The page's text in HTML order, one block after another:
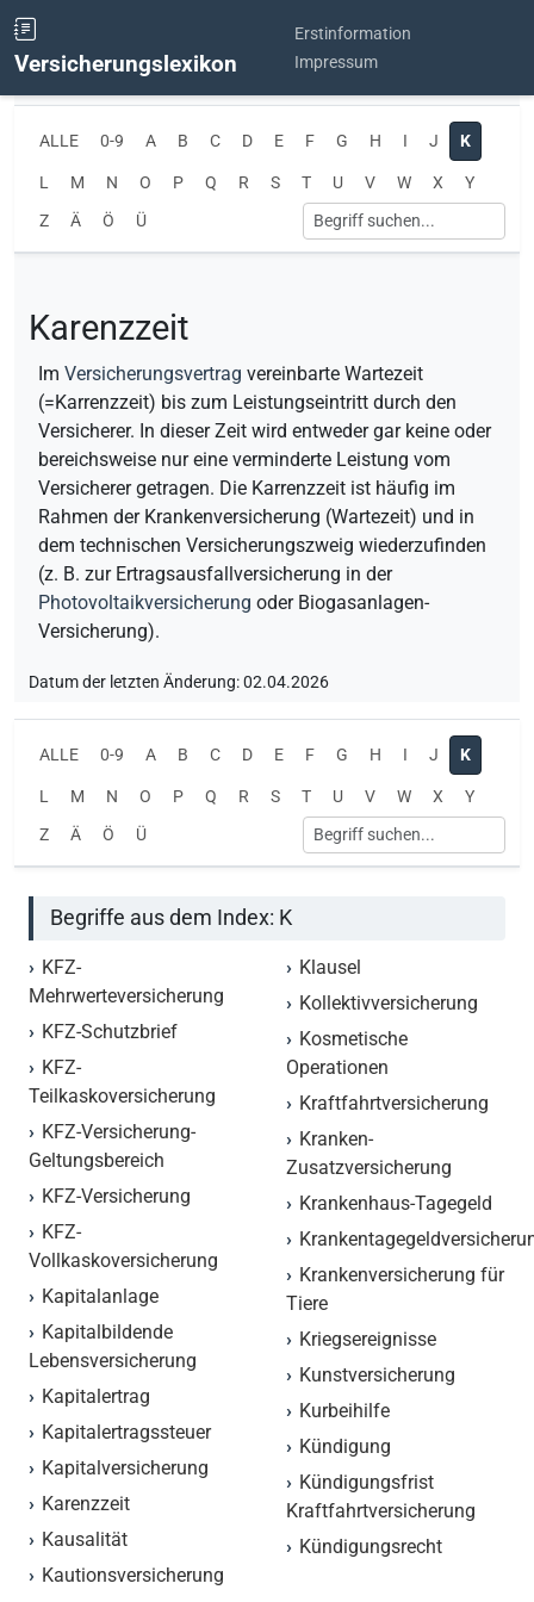
Versicherungslexikon
Erstinformation
Impressum
ALLE 0-9 A B C D E F G H I J K
L M N O P Q R S T U V W X
Y
Z
Ä Ö Ü
Karenzzeit
Im Versicherungsvertrag vereinbarte Wartezeit
(=Karrenzzeit) bis zum Leistungseintritt durch den
Versicherer. In dieser Zeit wird entweder gar keine oder
bereichsweise nur eine verminderte Leistung vom
Versicherer getragen. Die Karrenzzeit ist häufig im
Rahmen der Krankenversicherung (Wartezeit) und in
dem technischen Versicherungszweig wiederzufinden
(z. B. zur Ertragsausfallversicherung in der
Photovoltaikversicherung oder Biogasanlagen-
Versicherung).
Datum der letzten Änderung: 02.04.2026
ALLE 0-9 A B C D E F G H I J K
L M N O P Q R S T U V W X
Y
Z
Ä Ö Ü
Begriffe aus dem Index: K
KFZ-
Mehrwerteversicherung
KFZ-Schutzbrief
KFZ-
Teilkaskoversicherung
KFZ-Versicherung-
Geltungsbereich
KFZ-Versicherung
KFZ-
Vollkaskoversicherung
Kapitalanlage
Kapitalbildende
Lebensversicherung
Kapitalertrag
Kapitalertragssteuer
Kapitalversicherung
Karenzzeit
Kausalität
Kautionsversicherung
Klausel
Kollektivversicherung
Kosmetische
Operationen
Kraftfahrtversicherung
Kranken-
Zusatzversicherung
Krankenhaus-Tagegeld
Krankenversicherung für
Tiere
Kriegsereignisse
Kunstversicherung
Kurbeihilfe
Kündigung
Kündigungsfrist
Kraftfahrtversicherung
Kündigungsrecht